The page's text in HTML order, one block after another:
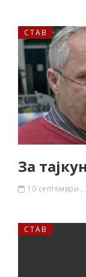
СТАВ
За
10 септември ,
СТАВ